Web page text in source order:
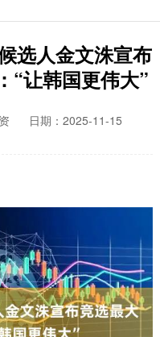
选人金文洙宣布
“让韩国更伟大”
日期：2025-11-15